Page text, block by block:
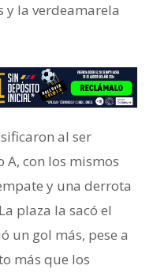
y la verdeamarela
al ser
A, con los mismos
y una derrota
plaza la sacó el
un gol más, pese a
más que los